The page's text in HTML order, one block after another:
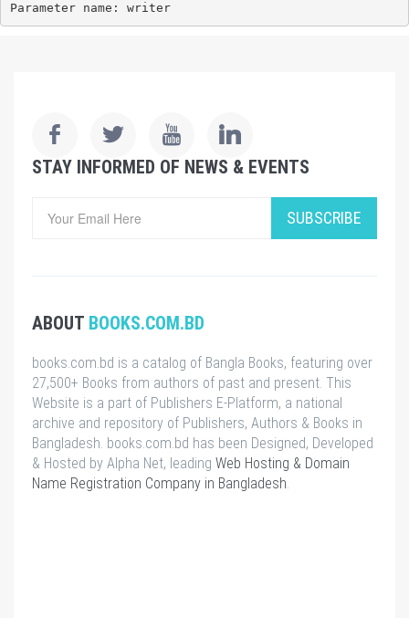
Parameter name: writer
STAY INFORMED OF NEWS & EVENTS
SUBSCRIBE
ABOUT BOOKS.COM.BD
books.com.bd is a catalog of Bangla Books, featuring over
27,500+ Books from authors of past and present. This
Website is a part of Publishers E-Platform, a national
archive and repository of Publishers, Authors & Books in
Bangladesh. books.com.bd has been Designed, Developed
& Hosted by Alpha Net, leading Web Hosting & Domain
Name Registration Company in Bangladesh